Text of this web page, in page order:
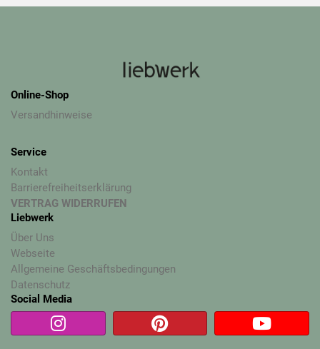
Online-Shop
Versandhinweise
Service
Kontakt
Barrierefreiheitserklärung
VERTRAG WIDERRUFEN
Liebwerk
Über Uns
Webseite
Allgemeine Geschäftsbedingungen
Datenschutz
Social Media